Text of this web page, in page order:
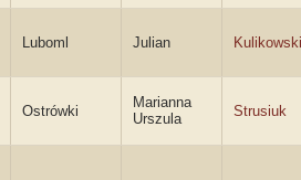
Luboml Julian Kulikowski
Ostrówki
Marianna
Urszula
Strusiuk